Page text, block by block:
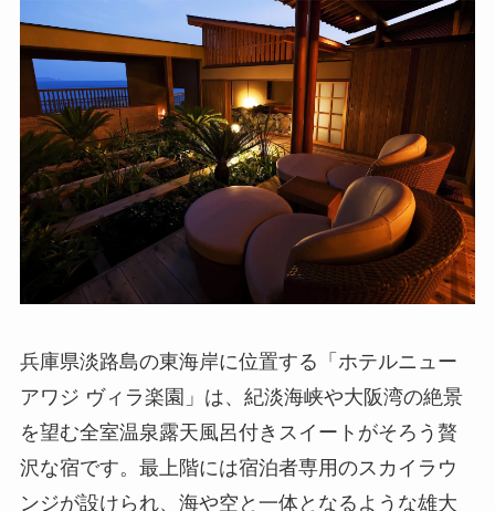
兵庫県淡路島の東海岸に位置する「ホテルニュー
アワジ ヴィラ楽園」は、紀淡海峡や大阪湾の絶景
を望む全室温泉露天風呂付きスイートがそろう贅
沢な宿です。最上階には宿泊者専用のスカイラウ
ンジが設けられ、海や空と一体となるような雄大